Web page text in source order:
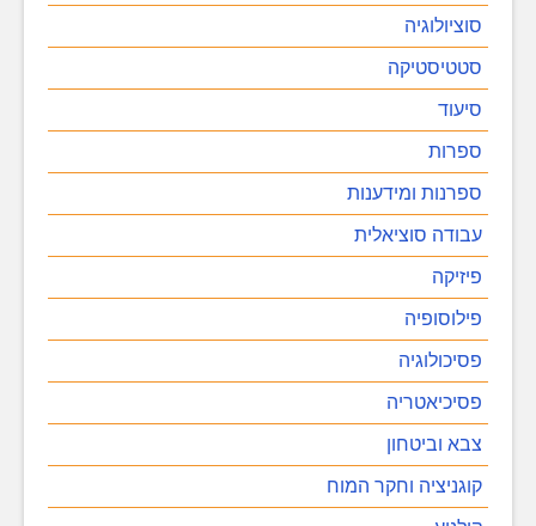
סוציולוגיה
סטטיסטיקה
סיעוד
ספרות
ספרנות ומידענות
עבודה סוציאלית
פיזיקה
פילוסופיה
פסיכולוגיה
פסיכיאטריה
צבא וביטחון
קוגניציה וחקר המוח